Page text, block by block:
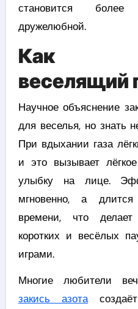
становится
дружелюбной.
Как
веселящий
Научное объяснение
для веселья, но знать
При вдыхании газа
и это вызывает
улыбку на лице.
мгновенно, а длится
времени, что
коротких и весёлых
играми.
Многие любители
закись азота